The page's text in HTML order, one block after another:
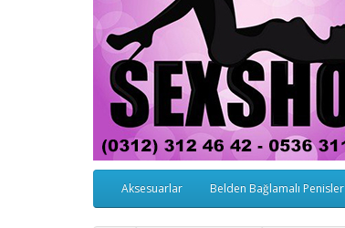
Aksesuarlar Belden Bağlamalı Penisler